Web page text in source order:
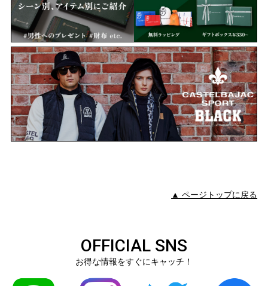
▲ ページトップに戻る
OFFICIAL SNS
お得な情報をすぐにキャッチ！